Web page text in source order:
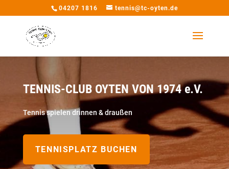
04207 1816 tennis@tc-oyten.de
TENNIS-CLUB OYTEN VON 1974 e.V.
Tennis spielen drinnen & draußen
TENNISPLATZ BUCHEN